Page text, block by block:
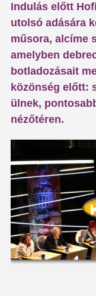
Indulás előtt
utolsó adására
műsora, alcíme
amelyben
botladozásait
közönség előtt:
ülnek,
nézőtéren.